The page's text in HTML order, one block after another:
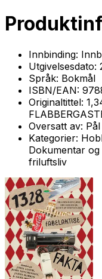
Innbinding:
Utgivelsesdato:
Språk: Bokmål
ISBN/EAN:
Originaltittel:
Oversatt av:
Kategorier:
Dokumentar
friluftsliv